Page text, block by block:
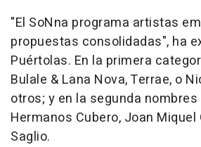
"El SoNna programa artistas
propuestas consolidadas", ha
Puértolas. En la primera
Bulale & Lana Nova, Terrae, o
otros; y en la segunda
Hermanos Cubero, Joan
Saglio.